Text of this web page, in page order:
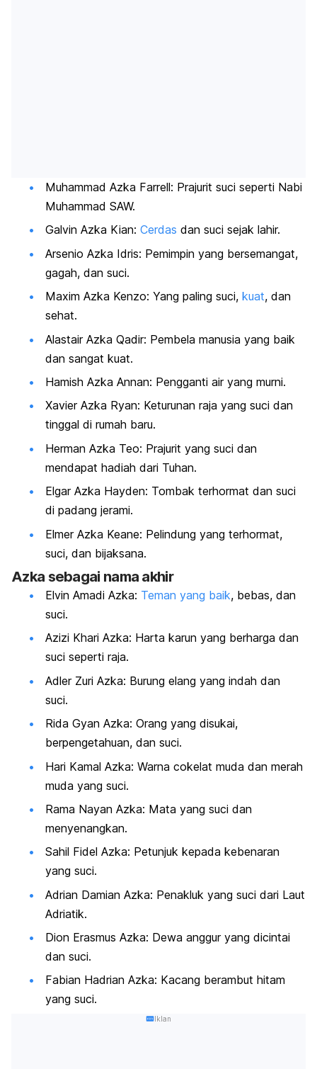
Muhammad Azka Farrell: Prajurit suci seperti Nabi
Muhammad SAW.
Galvin Azka Kian: Cerdas dan suci sejak lahir.
Arsenio Azka Idris: Pemimpin yang bersemangat,
gagah, dan suci.
Maxim Azka Kenzo: Yang paling suci, kuat, dan
sehat.
Alastair Azka Qadir: Pembela manusia yang baik
dan sangat kuat.
Hamish Azka Annan: Pengganti air yang murni.
Xavier Azka Ryan: Keturunan raja yang suci dan
tinggal di rumah baru.
Herman Azka Teo: Prajurit yang suci dan
mendapat hadiah dari Tuhan.
Elgar Azka Hayden: Tombak terhormat dan suci
di padang jerami.
Elmer Azka Keane: Pelindung yang terhormat,
suci, dan bijaksana.
Azka sebagai nama akhir
Elvin Amadi Azka: Teman yang baik, bebas, dan
suci.
Azizi Khari Azka: Harta karun yang berharga dan
suci seperti raja.
Adler Zuri Azka: Burung elang yang indah dan
suci.
Rida Gyan Azka: Orang yang disukai,
berpengetahuan, dan suci.
Hari Kamal Azka: Warna cokelat muda dan merah
muda yang suci.
Rama Nayan Azka: Mata yang suci dan
menyenangkan.
Sahil Fidel Azka: Petunjuk kepada kebenaran
yang suci.
Adrian Damian Azka: Penakluk yang suci dari Laut
Adriatik.
Dion Erasmus Azka: Dewa anggur yang dicintai
dan suci.
Fabian Hadrian Azka: Kacang berambut hitam
yang suci.
Iklan